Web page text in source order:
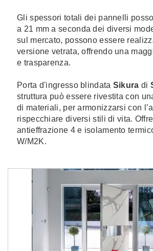
Gli spessori totali dei pannelli
a 21 mm a seconda dei diversi
sul mercato, possono essere
versione vetrata, offrendo una
e trasparenza.
Porta d'ingresso blindata Sikura di
struttura può essere rivestita con
di materiali, per armonizzarsi con
rispecchiare diversi stili di vita.
antieffrazione 4 e isolamento
W/M2K.